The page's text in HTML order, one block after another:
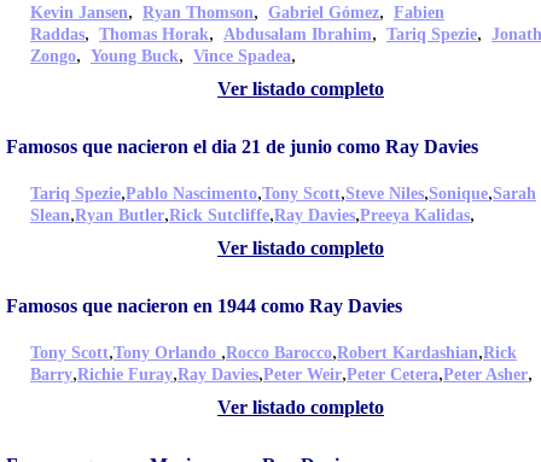
Kevin Jansen, Ryan Thomson, Gabriel Gómez, Fabien
Raddas, Thomas Horak, Abdusalam Ibrahim, Tariq Spezie,
Zongo, Young Buck, Vince Spadea,
Ver listado completo
Famosos que nacieron el dia 21 de junio como Ray Davies
Tariq Spezie,Pablo Nascimento,Tony Scott,Steve Niles,Sonique,Sarah
Slean,Ryan Butler,Rick Sutcliffe,Ray Davies,Preeya Kalidas,
Ver listado completo
Famosos que nacieron en 1944 como Ray Davies
Tony Scott,Tony Orlando ,Rocco Barocco,Robert Kardashian,Rick
Barry,Richie Furay,Ray Davies,Peter Weir,Peter Cetera,Peter Asher,
Ver listado completo